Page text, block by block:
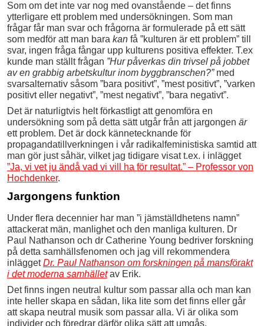
Som om det inte var nog med ovanstående – det finns
ytterligare ett problem med undersökningen. Som man
frågar får man svar och frågorna är formulerade på ett sätt
som medför att man bara kan få ”kulturen är ett problem” till
svar, ingen fråga fångar upp kulturens positiva effekter. T.ex
kunde man ställt frågan ”Hur påverkas din trivsel på jobbet
av en grabbig arbetskultur inom byggbranschen?”med
svarsalternativ såsom ”bara positivt”, ”mest positivt”, ”varken
positivt eller negativt”, ”mest negativt”, ”bara negativt”.
Det är naturligtvis helt förkastligt att genomföra en
undersökning som på detta sätt utgår från att jargongen är
ett problem. Det är dock kännetecknande för
propagandatillverkningen i vår radikalfeministiska samtid att
man gör just såhär, vilket jag tidigare visat t.ex. i inlägget
”Ja, vi vet ju ändå vad vi vill ha för resultat.” – Professor von
Hochdenker.
Jargongens funktion
Under flera decennier har man ”i jämställdhetens namn”
attackerat män, manlighet och den manliga kulturen. Dr
Paul Nathanson och dr Catherine Young bedriver forskning
på detta samhällsfenomen och jag vill rekommendera
inläggetDr. Paul Nathanson om forskningen på mansförakt
i det moderna samhället av Erik.
Det finns ingen neutral kultur som passar alla och man kan
inte heller skapa en sådan, lika lite som det finns eller går
att skapa neutral musik som passar alla. Vi är olika som
individer och föredrar därför olika sätt att umgås.